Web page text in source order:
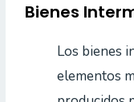
Bienes
Los bienes
elementos